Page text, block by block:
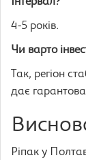
4-5 років.
Чи варто
Так, регіон
дає
Ріпак у